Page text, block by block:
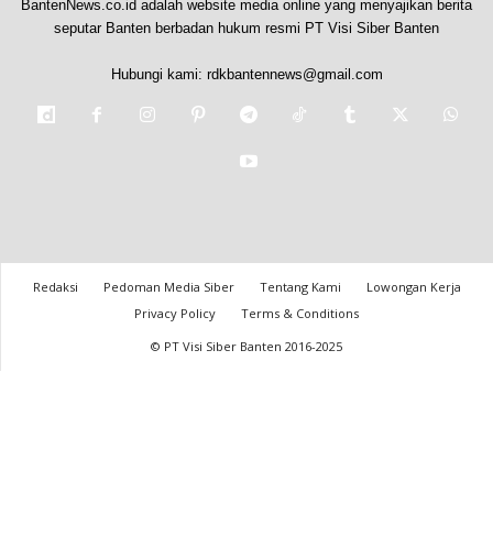
BantenNews.co.id adalah website media online yang menyajikan berita
seputar Banten berbadan hukum resmi PT Visi Siber Banten
Hubungi kami: rdkbantennews@gmail.com
Redaksi Pedoman Media Siber Tentang Kami
Lowongan Kerja
Privacy Policy
Terms & Conditions
© PT Visi Siber Banten 2016-2025